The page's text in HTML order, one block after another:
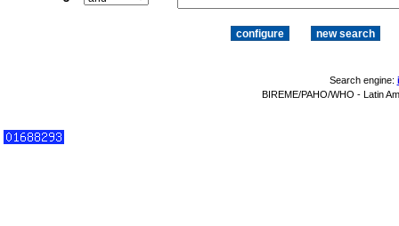
Search engine:
BIREME/PAHO/WHO - Latin